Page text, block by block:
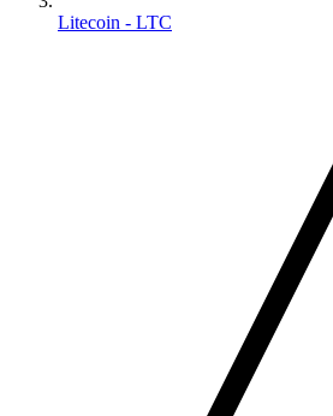
Litecoin - LTC